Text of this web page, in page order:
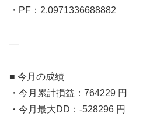
・PF：2.0971336688882
—
■ 今月の成績
・今月累計損益：764229 円
・今月最大DD：-528296 円